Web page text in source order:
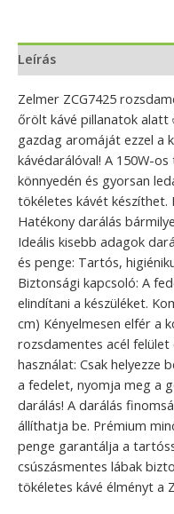
Leírás
Zelmer ZCG7425
őrölt kávé pillanatok alatt
gazdag aromáját ezzel a
kávédarálóval! A 150W-
könnyedén és gyorsan
tökéletes kávét készíthet.
Hatékony darálás
Ideális kisebb adagok
és penge: Tartós,
Biztonsági kapcsoló: A
elindítani a készüléket.
cm) Kényelmesen elfér a
rozsdamentes acél
használat: Csak helyezze
a fedelet, nyomja meg a
darálás! A darálás
állíthatja be. Prémium
penge garantálja a
csúszásmentes lábak
tökéletes kávé élményt a